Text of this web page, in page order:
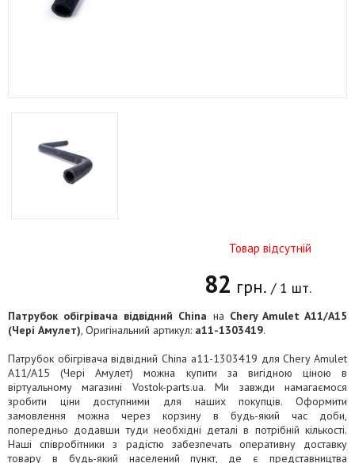
Товар відсутній
82 грн. / 1 шт.
Патрубок обігрівача відвідний China на Chery Amulet A11/A15
(Чері Амулет), Оригінальний артикул: a11-1303419.
Патрубок обігрівача відвідний China a11-1303419 для Chery Amulet
A11/A15 (Чері Амулет) можна купити за вигідною ціною в
віртуальному магазині Vostok-parts.ua. Ми завжди намагаємося
зробити ціни доступними для наших покупців. Оформити
замовлення можна через корзину в будь-який час доби,
попередньо додавши туди необхідні деталі в потрібній кількості.
Наші співробітники з радістю забезпечать оперативну доставку
товару в будь-який населений пункт, де є представництва